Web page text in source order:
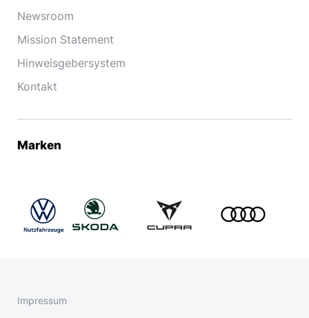
Newsroom
Mission Statement
Hinweisgebersystem
Kontakt
Marken
Impressum